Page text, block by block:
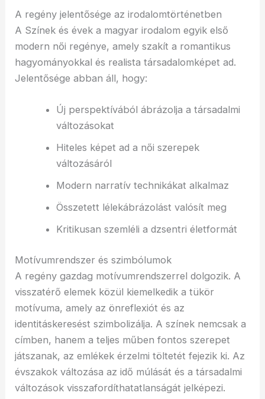
A regény jelentősége az irodalomtörténetben
A Színek és évek a magyar irodalom egyik első
modern női regénye, amely szakít a romantikus
hagyományokkal és realista társadalomképet ad.
Jelentősége abban áll, hogy:
Új perspektívából ábrázolja a társadalmi
változásokat
Hiteles képet ad a női szerepek
változásáról
Modern narratív technikákat alkalmaz
Összetett lélekábrázolást valósít meg
Kritikusan szemléli a dzsentri életformát
Motívumrendszer és szimbólumok
A regény gazdag motívumrendszerrel dolgozik. A
visszatérő elemek közül kiemelkedik a tükör
motívuma, amely az önreflexiót és az
identitáskeresést szimbolizálja. A színek nemcsak a
címben, hanem a teljes műben fontos szerepet
játszanak, az emlékek érzelmi töltetét fejezik ki. Az
évszakok változása az idő múlását és a társadalmi
változások visszafordíthatatlanságát jelképezi.